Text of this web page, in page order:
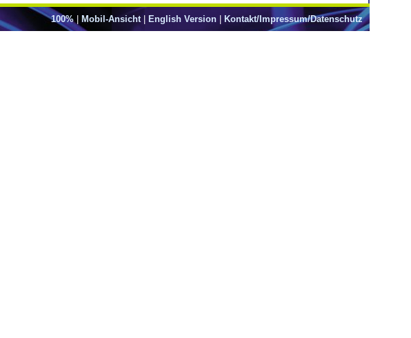
100%| Mobil-Ansicht | English Version | Kontakt/Impressum/Datenschutz